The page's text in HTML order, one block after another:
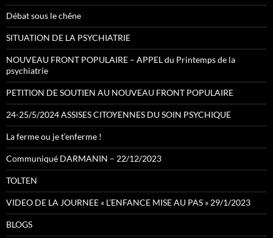
Débat sous le chêne
SITUATION DE LA PSYCHIATRIE
NOUVEAU FRONT POPULAIRE – APPEL du Printemps de la
psychiatrie
PETITION DE SOUTIEN AU NOUVEAU FRONT POPULAIRE
24-25/5/2024 ASSISES CITOYENNES DU SOIN PSYCHIQUE
La ferme ou je t’enferme !
Communiqué DARMANIN – 22/12/2023
TOLTEN
VIDEO DE LA JOURNEE « L’ENFANCE MISE AU PAS » 29/1/2023
BLOGS